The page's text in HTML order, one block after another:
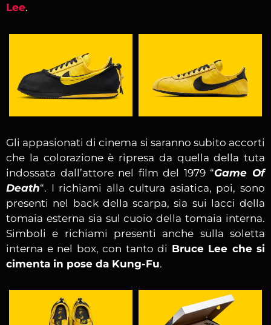
Lee.
Gli appasionati di cinema si saranno subito accorti
che la colorazione è ripresa da quella della tuta
indossata dall’attore nel film del 1979 “Game Of
Death“. I richiami alla cultura asiatica, poi, sono
presenti nel back della scarpa, sia sui lacci della
tomaia esterna sia sul cuoio della tomaia interna.
Simboli e richiami presenti anche sulla soletta
interna e nel box, con tanto di Bruce Lee che si
cimenta in pose da Kung-Fu.